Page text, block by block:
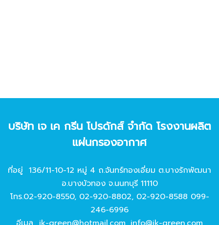
บริษัท เจ เค กรีน โปรดักส์ จํากัด โรงงานผลิต
แผ่นกรองอากาศ
ที่อยู่ 136/11-10-12 หมู่ 4 ถ.จันทร์ทองเอี่ยม ต.บางรักพัฒนา
อ.บางบัวทอง จ.นนทบุรี 11110
โทร.02-920-8550, 02-920-8802, 02-920-8588 099-
246-6996